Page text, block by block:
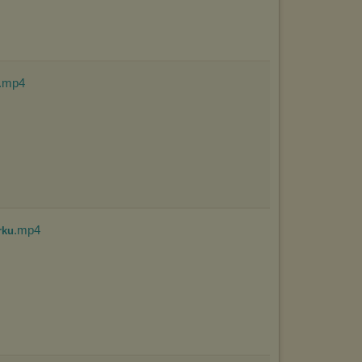
.mp4
.mp4